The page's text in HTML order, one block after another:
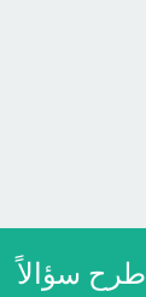
اطرح سؤالاً